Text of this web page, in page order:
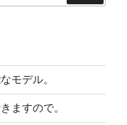
モデル。
ますので。